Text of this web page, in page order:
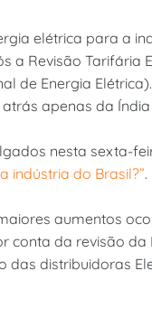
elétrica para a
a Revisão Tarifária
de Energia
apenas da
nesta sexta-
indústria do Brasil?”.
aumentos
conta da revisão da
das distribuidoras